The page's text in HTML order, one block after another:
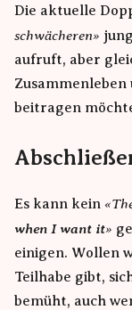
Die aktuelle
schwächeren
aufruft, aber
beitragen
Es kann kein
when I want it
einigen. Wollen
Teilhabe gibt,
bemüht, auch